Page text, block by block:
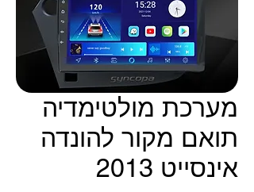
מערכת מולטימדיה
תואם מקור להונדה
אינסייט 2013